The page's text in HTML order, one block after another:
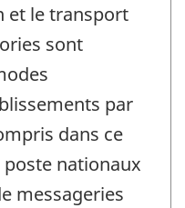
et le transport
sont
par
dans ce
nationaux
messageries